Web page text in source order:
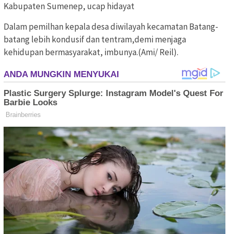
Kabupaten Sumenep, ucap hidayat
Dalam pemilhan kepala desa diwilayah kecamatan Batang-
batang lebih kondusif dan tentram,demi menjaga
kehidupan bermasyarakat, imbunya.(Ami/ Reil).